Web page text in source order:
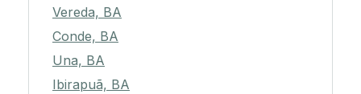
Vereda, BA
Conde, BA
Una, BA
Ibirapuã, BA